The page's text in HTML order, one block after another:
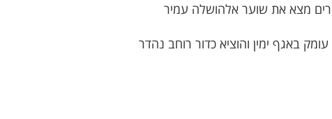
הייתה מעט טובה יותר ובדקה ה-49 כדור חופשי של עדיאל סוויסה המקומי מ 20 מטרים מצא את שוער אלהושלה עמיר
עומק באגף ימין והוציא כדור רוחב נהדר